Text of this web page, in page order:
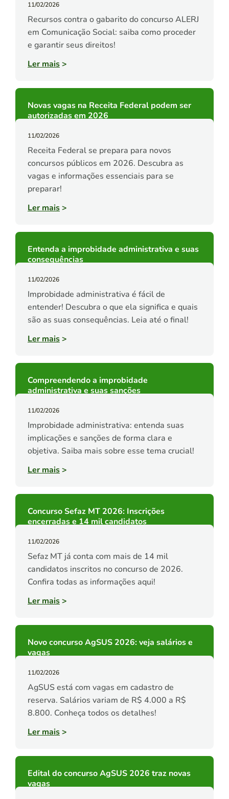
11/02/2026
Recursos contra o gabarito do concurso ALERJ
em Comunicação Social: saiba como proceder
e garantir seus direitos!
Ler mais>
Novas vagas na Receita Federal podem ser
autorizadas em 2026
11/02/2026
Receita Federal se prepara para novos
concursos públicos em 2026. Descubra as
vagas e informações essenciais para se
preparar!
Ler mais>
Entenda a improbidade administrativa e suas
consequências
11/02/2026
Improbidade administrativa é fácil de
entender! Descubra o que ela significa e quais
são as suas consequências. Leia até o final!
Ler mais>
Compreendendo a improbidade
administrativa e suas sanções
11/02/2026
Improbidade administrativa: entenda suas
implicações e sanções de forma clara e
objetiva. Saiba mais sobre esse tema crucial!
Ler mais>
Concurso Sefaz MT 2026: Inscrições
encerradas e 14 mil candidatos
11/02/2026
Sefaz MT já conta com mais de 14 mil
candidatos inscritos no concurso de 2026.
Confira todas as informações aqui!
Ler mais>
Novo concurso AgSUS 2026: veja salários e
vagas
11/02/2026
AgSUS está com vagas em cadastro de
reserva. Salários variam de R$ 4.000 a R$
8.800. Conheça todos os detalhes!
Ler mais>
Edital do concurso AgSUS 2026 traz novas
vagas